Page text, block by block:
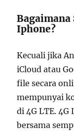
Bagaimana
Iphone?
Kecuali jika
iCloud atau
file secara
mempunyai
di 4G LTE.
bersama